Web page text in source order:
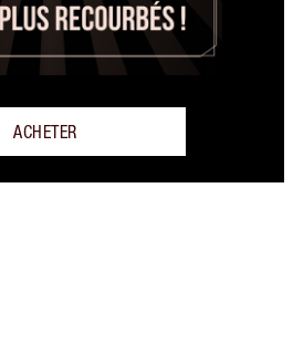
ACHETER